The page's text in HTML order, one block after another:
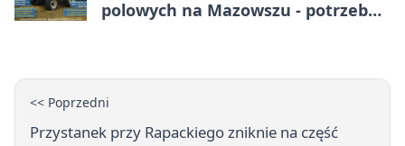
polowych na Mazowszu - potrzebna
<< Poprzedni
Przystanek przy Rapackiego zniknie na część